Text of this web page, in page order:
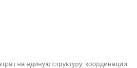
на единую структуру, координации